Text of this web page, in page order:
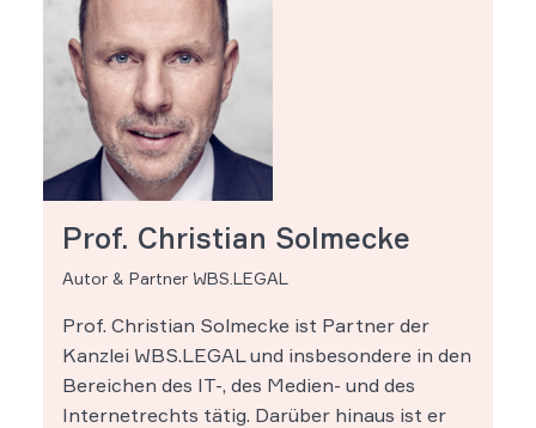
Prof. Christian Solmecke
Autor & Partner WBS.LEGAL
Prof. Christian Solmecke ist Partner der
Kanzlei WBS.LEGAL und insbesondere in den
Bereichen des IT-, des Medien- und des
Internetrechts tätig. Darüber hinaus ist er